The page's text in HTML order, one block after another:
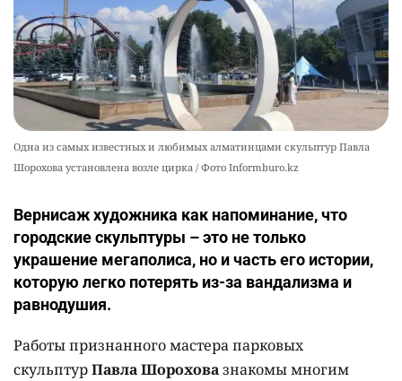
Одна из самых известных и любимых алматинцами скульптур Павла
Шорохова установлена возле цирка / Фото Informburo.kz
Вернисаж художника как напоминание, что
городские скульптуры – это не только
украшение мегаполиса, но и часть его истории,
которую легко потерять из-за вандализма и
равнодушия.
Работы признанного мастера парковых
скульптурПавла Шороховазнакомы многим